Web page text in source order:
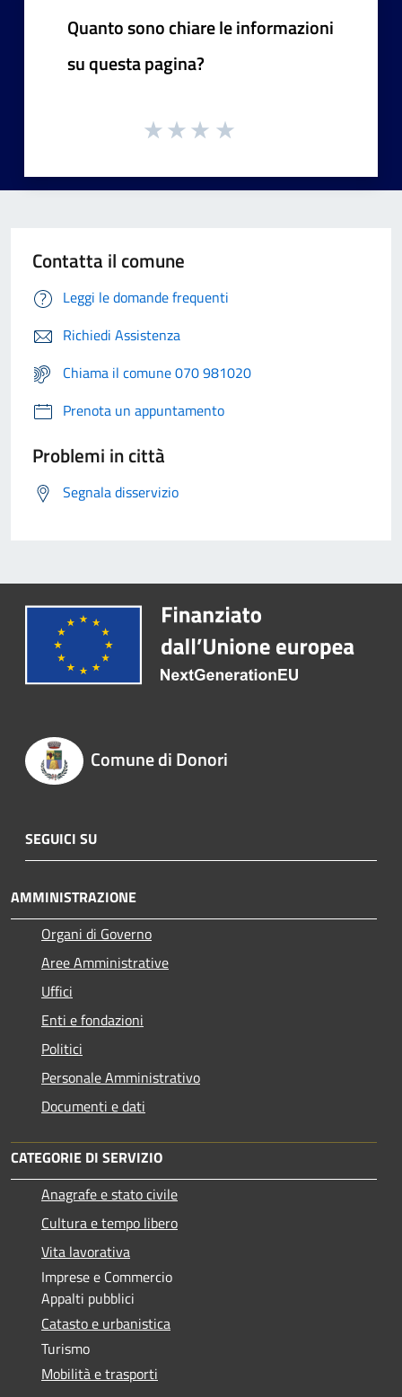
Quanto sono chiare le informazioni
su questa pagina?
Contatta il comune
Leggi le domande frequenti
Richiedi Assistenza
Chiama il comune 070 981020
Prenota un appuntamento
Problemi in città
Segnala disservizio
Comune di Donori
SEGUICI SU
AMMINISTRAZIONE
Organi di Governo
Aree Amministrative
Uffici
Enti e fondazioni
Politici
Personale Amministrativo
Documenti e dati
CATEGORIE DI SERVIZIO
Anagrafe e stato civile
Cultura e tempo libero
Vita lavorativa
Imprese e Commercio
Appalti pubblici
Catasto e urbanistica
Turismo
Mobilità e trasporti